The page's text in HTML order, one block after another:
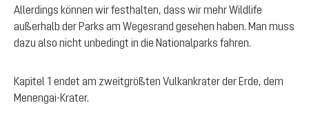
Allerdings können wir festhalten, dass wir mehr Wildlife
außerhalb der Parks am Wegesrand gesehen haben. Man muss
dazu also nicht unbedingt in die Nationalparks fahren.
Kapitel 1 endet am zweitgrößten Vulkankrater der Erde, dem
Menengai-Krater.